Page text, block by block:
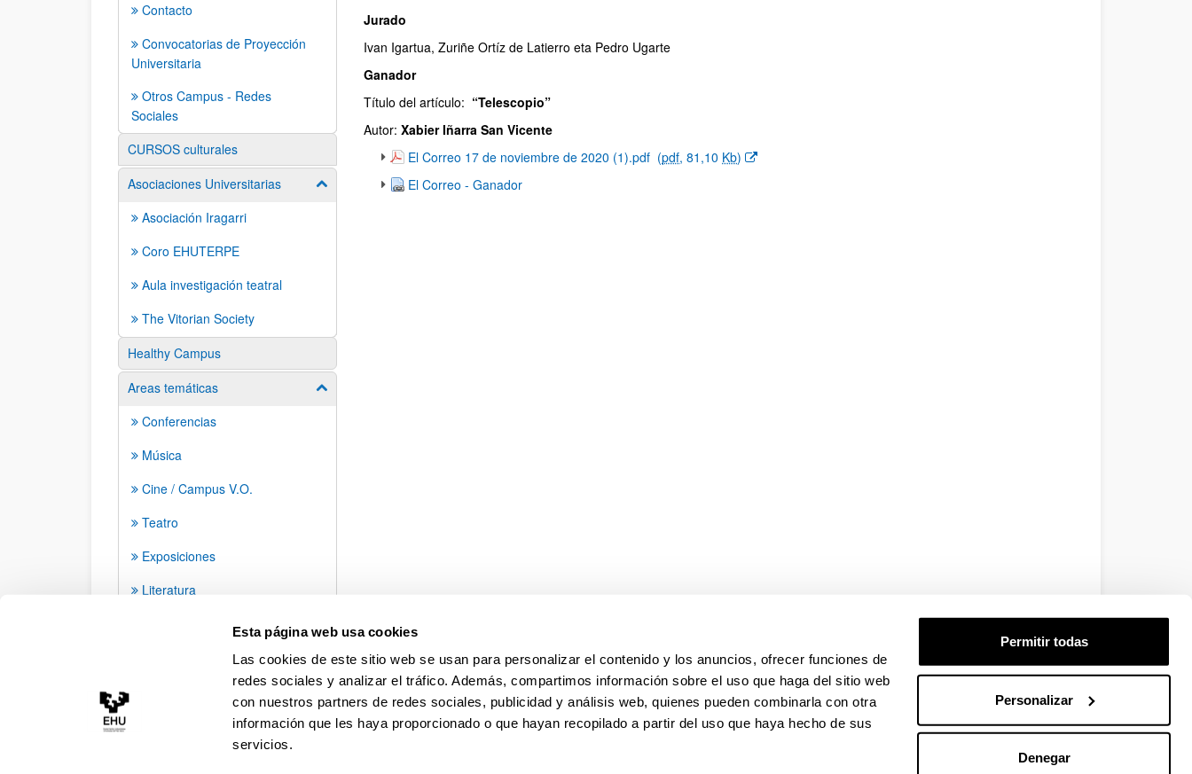
Esta página web usa cookies
Las cookies de este sitio web se usan para personalizar el contenido y los anuncios, ofrecer funciones de
redes sociales y analizar el tráfico. Además, compartimos información sobre el uso que haga del sitio web
con nuestros partners de redes sociales, publicidad y análisis web, quienes pueden combinarla con otra
información que les haya proporcionado o que hayan recopilado a partir del uso que haya hecho de sus
servicios.
Permitir todas
Personalizar
Denegar
Contacto
Convocatorias de Proyección
Universitaria
Otros Campus - Redes
Sociales
CURSOS culturales
Asociaciones Universitarias
Mostrar/ocultar subpáginas
Asociación Iragarri
Coro EHUTERPE
Aula investigación teatral
The Vitorian Society
Healthy Campus
Areas temáticas
Mostrar/ocultar subpáginas
Conferencias
Música
Cine / Campus V.O.
Teatro
Exposiciones
Literatura
Jurado
Ivan Igartua, Zuriñe Ortíz de Latierro eta Pedro Ugarte
Ganador
Título del artículo: “Telescopio”
Autor: Xabier Iñarra San Vicente
(Abre una nueva ventana)
El Correo 17 de noviembre de 2020 (1).pdf (pdf, 81,10 Kb)
El Correo - Ganador